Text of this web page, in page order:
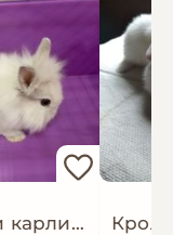
Кролики карликові